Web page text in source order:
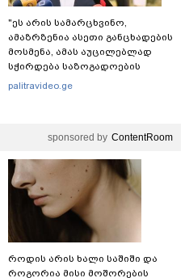
"ეს არის სამარცხვინო,
ამაზრზენია ასეთი განცხადების
მოსმენა, ამას აუცილებლად
სჭირდება საზოგადოების
სათანადო რეაქცია" - ირაკლი
palitravideo.ge
sponsored by ContentRoom
როდის არის ხალი საშიში და
როგორია მისი მოშორების